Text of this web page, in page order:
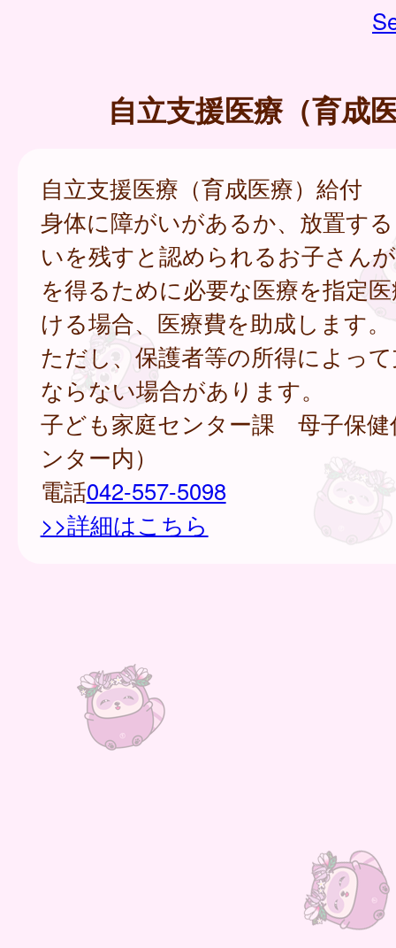
自立支援医療（育成
自立支援医療（育成医療）給付
身体に障がいがあるか、放置す
いを残すと認められるお子さん
を得るために必要な医療を指定
ける場合、医療費を助成します。
ただし、保護者等の所得によっ
ならない場合があります。
子ども家庭センター課 母子保健
ンター内）
電話042-557-5098
>>詳細はこちら